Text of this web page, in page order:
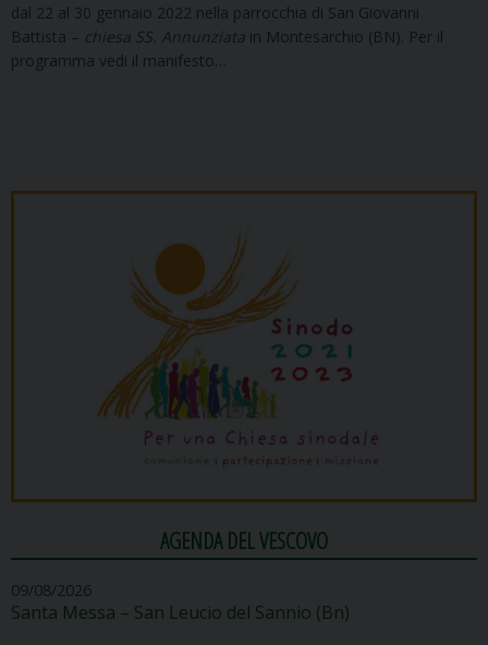
dal 22 al 30 gennaio 2022 nella parrocchia di San Giovanni
Battista – chiesa SS. Annunziata in Montesarchio (BN). Per il
programma vedi il manifesto…
AGENDA DEL VESCOVO
09/08/2026
Santa Messa – San Leucio del Sannio (Bn)